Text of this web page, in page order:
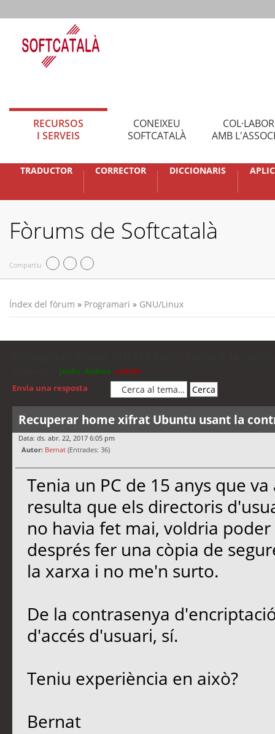
RECURSOS
I SERVEIS
CONEIXEU
SOFTCATALÀ
AMB
TRADUCTOR CORRECTOR DICCIONARIS
Fòrums de Softcatalà
Compartiu
Índex del fòrum » Programari » GNU/Linux
jordis Andreu cubells
Envia una resposta
Recuperar home xifrat Ubuntu usant la
Data: ds. abr. 22, 2017 6:05 pm
Autor: Bernat (Entrades: 36)
Tenia un PC de 15 anys que
resulta que els directoris
no havia fet mai, voldria
després fer una còpia de
la xarxa i no me'n surto.
De la contrasenya
d'accés d'usuari, sí.
Teniu experiència en això?
Bernat